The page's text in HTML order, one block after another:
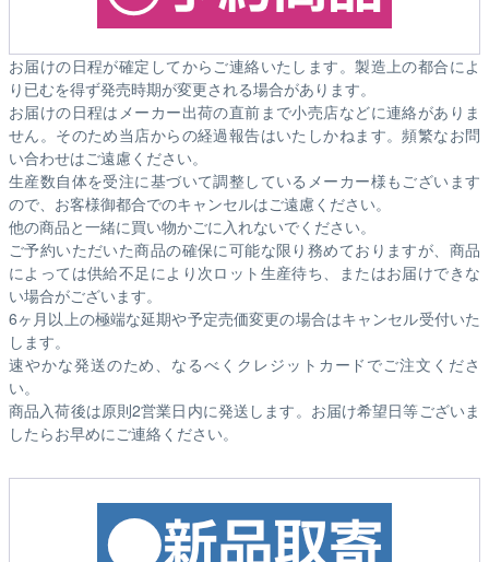
お届けの日程が確定してからご連絡いたします。製造上の都合によ
り已むを得ず発売時期が変更される場合があります。
お届けの日程はメーカー出荷の直前まで小売店などに連絡がありま
せん。そのため当店からの経過報告はいたしかねます。頻繁なお問
い合わせはご遠慮ください。
生産数自体を受注に基づいて調整しているメーカー様もございます
ので、お客様御都合でのキャンセルはご遠慮ください。
他の商品と一緒に買い物かごに入れないでください。
ご予約いただいた商品の確保に可能な限り務めておりますが、商品
によっては供給不足により次ロット生産待ち、またはお届けできな
い場合がございます。
6ヶ月以上の極端な延期や予定売価変更の場合はキャンセル受付いた
します。
速やかな発送のため、なるべくクレジットカードでご注文くださ
い。
商品入荷後は原則2営業日内に発送します。お届け希望日等ございま
したらお早めにご連絡ください。